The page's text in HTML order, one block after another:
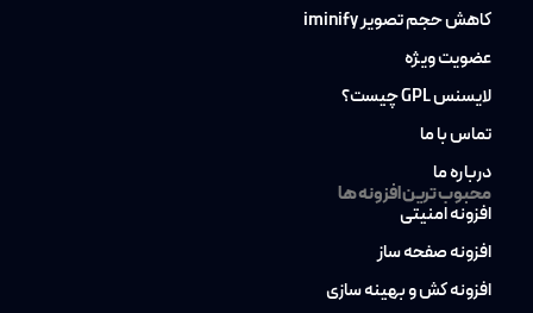
کاهش حجم تصویر iminify
عضویت ویژه
لایسنس GPL چیست؟
تماس با ما
درباره ما
محبوب ترین افزونه ها
افزونه امنیتی
افزونه صفحه ساز
افزونه کش و بهینه سازی